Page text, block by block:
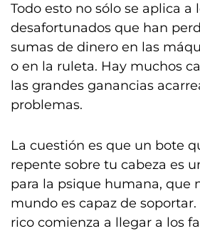
Todo esto no sólo se aplica a
desafortunados que han
sumas de dinero en las
o en la ruleta. Hay muchos
las grandes ganancias
problemas.
La cuestión es que un bote
repente sobre tu cabeza es
para la psique humana, que
mundo es capaz de
rico comienza a llegar a los